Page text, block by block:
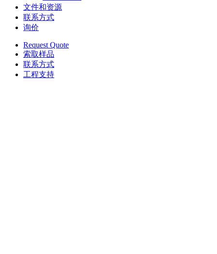
文件和资源
联系方式
询价
Request Quote
索取样品
联系方式
工程支持